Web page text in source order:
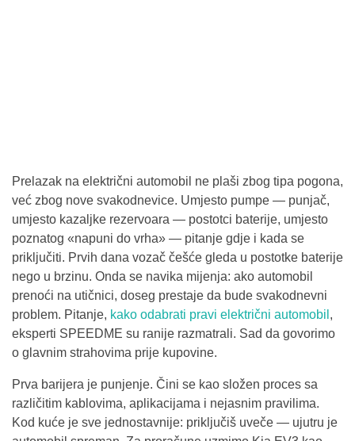
Prelazak na električni automobil ne plaši zbog tipa pogona,
već zbog nove svakodnevice. Umjesto pumpe — punjač,
umjesto kazaljke rezervoara — postotci baterije, umjesto
poznatog «napuni do vrha» — pitanje gdje i kada se
priključiti. Prvih dana vozač češće gleda u postotke baterije
nego u brzinu. Onda se navika mijenja: ako automobil
prenoći na utičnici, doseg prestaje da bude svakodnevni
problem. Pitanje, kako odabrati pravi električni automobil ,
eksperti SPEEDME su ranije razmatrali. Sad da govorimo
o glavnim strahovima prije kupovine.
Prva barijera je punjenje. Čini se kao složen proces sa
različitim kablovima, aplikacijama i nejasnim pravilima.
Kod kuće je sve jednostavnije: priključiš uveče — ujutru je